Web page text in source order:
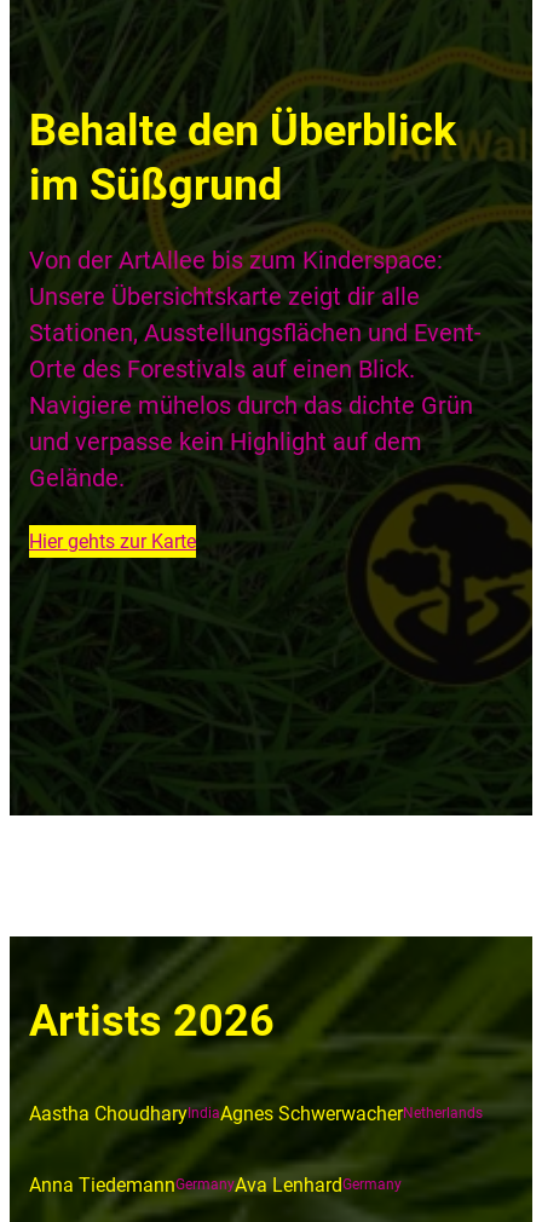
Behalte den Überblick
im Süßgrund
Von der ArtAllee bis zum Kinderspace:
Unsere Übersichtskarte zeigt dir alle
Stationen, Ausstellungsflächen und Event-
Orte des Forestivals auf einen Blick.
Navigiere mühelos durch das dichte Grün
und verpasse kein Highlight auf dem
Gelände.
Hier gehts zur Karte
Artists 2026
Aastha ChoudharyIndiaAgnes SchwerwacherNetherlands
Anna TiedemannGermanyAva LenhardGermany